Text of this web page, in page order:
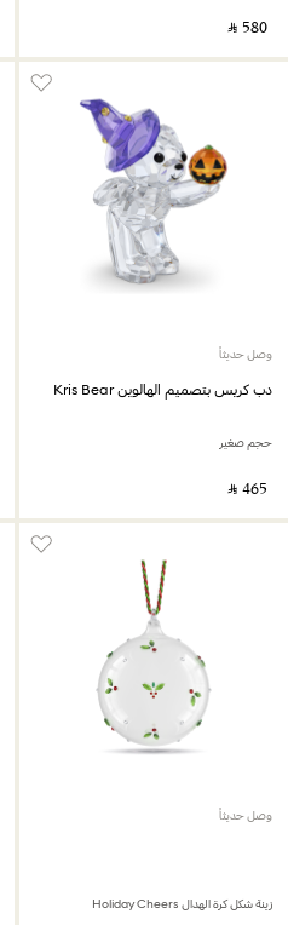
‎ ⃁ ⁦580⁩ ‎
وصل حديثاً
دب كريس بتصميم الهالوين Kris Bear
حجم صغير
‎ ⃁ ⁦465⁩ ‎
وصل حديثاً
زينة شكل كرة الهدال Holiday Cheers